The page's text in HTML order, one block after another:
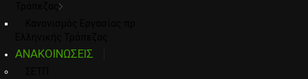
Τράπεζας
ΑΝΑΚΟΙΝΩΣΕΙΣ